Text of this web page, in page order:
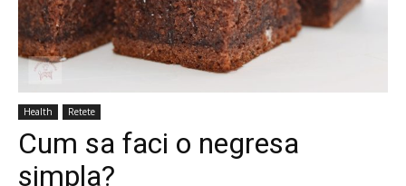
Health Retete
Cum sa faci o negresa
simpla?